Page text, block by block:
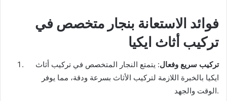
فوائد الاستعانة بنجار متخصص في
تركيب أثاث ايكيا
تركيب سريع وفعال: يتمتع النجار المتخصص في تركيب أثاث
ايكيا بالخبرة اللازمة لتركيب الأثاث بسرعة ودقة، مما يوفر
الوقت والجهد.